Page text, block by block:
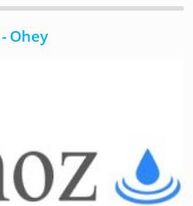
Ohey